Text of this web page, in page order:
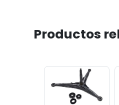
Productos